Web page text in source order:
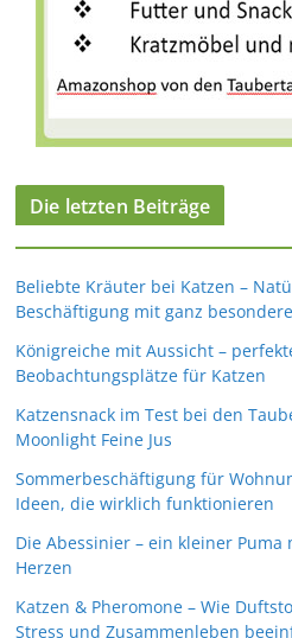
Die letzten Beiträge
Beliebte Kräuter bei Katzen –
Beschäftigung mit ganz
Königreiche mit Aussicht –
Beobachtungsplätze für Katzen
Katzensnack im Test bei den
Moonlight Feine Jus
Sommerbeschäftigung für
Ideen, die wirklich funktionieren
Die Abessinier – ein kleiner Puma
Herzen
Katzen & Pheromone – Wie
Stress und Zusammenleben